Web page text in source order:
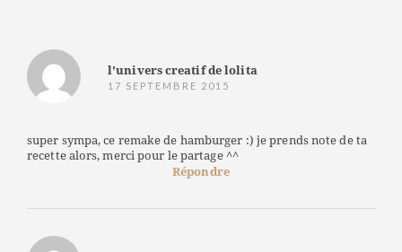
l'univers creatif de lolita
17 SEPTEMBRE 2015
super sympa, ce remake de hamburger :) je prends note de ta
recette alors, merci pour le partage ^^
Répondre